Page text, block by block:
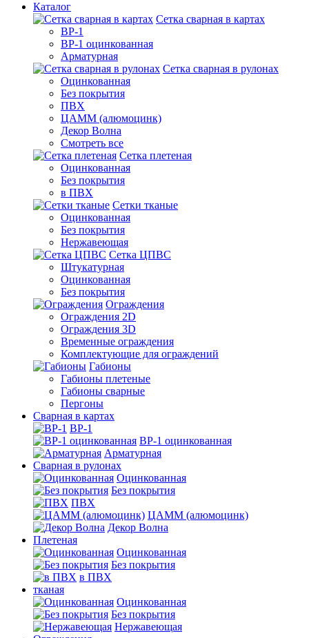
Каталог
Сетка сварная в картах
ВР-1
ВР-1 оцинкованная
Арматурная
Сетка сварная в рулонах
Оцинкованная
Без покрытия
ПВХ
ЦАММ (алюмоцинк)
Декор Волна
Смотреть все
Сетка плетеная
Оцинкованная
Без покрытия
в ПВХ
Сетки тканые
Оцинкованная
Без покрытия
Нержавеющая
Сетка ЦПВС
Штукатурная
Оцинкованная
Без покрытия
Ограждения
Ограждения 2D
Ограждения 3D
Временные ограждения
Комплектующие для ограждений
Габионы
Габионы плетеные
Габионы сварные
Пергоны
Сварная в картах
ВР-1
ВР-1 оцинкованная
Арматурная
Сварная в рулонах
Оцинкованная
Без покрытия
ПВХ
ЦАММ (алюмоцинк)
Декор Волна
Плетеная
Оцинкованная
Без покрытия
в ПВХ
тканая
Оцинкованная
Без покрытия
Нержавеющая